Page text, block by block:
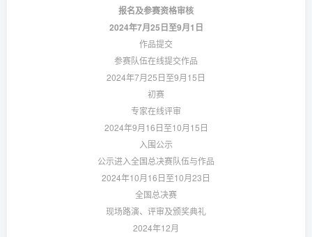
报名及参赛资格审核
2024年7月25日至9月1日
作品提交
参赛队伍在线提交作品
2024年7月25日至9月15日
初赛
专家在线评审
2024年9月16日至10月15日
入围公示
公示进入全国总决赛队伍与作品
2024年10月16日至10月23日
全国总决赛
现场路演、评审及颁奖典礼
2024年12月